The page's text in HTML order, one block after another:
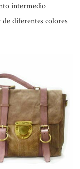
intermedio
diferentes colores